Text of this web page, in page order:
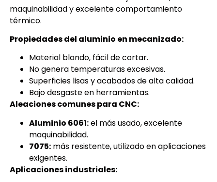
maquinabilidad y excelente comportamiento
térmico.
Propiedades del aluminio en mecanizado:
Material blando, fácil de cortar.
No genera temperaturas excesivas.
Superficies lisas y acabados de alta calidad.
Bajo desgaste en herramientas.
Aleaciones comunes para CNC:
Aluminio 6061:el más usado, excelente
maquinabilidad.
7075: más resistente, utilizado en aplicaciones
exigentes.
Aplicaciones industriales: